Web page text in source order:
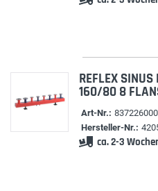
REFLEX SINUS
160/80 8
Art-Nr.: 837226000
Hersteller-Nr.:
ca. 2-3